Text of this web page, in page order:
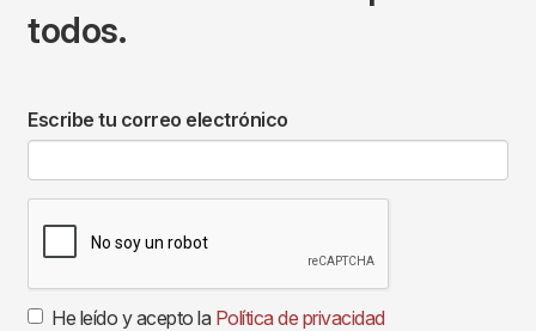
todos.
Escribe tu correo electrónico
He leído y acepto la Política de privacidad